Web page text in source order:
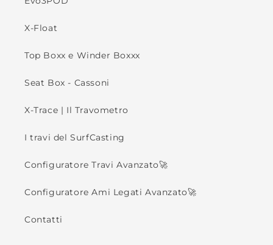
X-Float
Top Boxx e Winder Boxxx
Seat Box - Cassoni
X-Trace | Il Travometro
I travi del SurfCasting
Configuratore Travi Avanzato🚀
Configuratore Ami Legati Avanzato🚀
Contatti